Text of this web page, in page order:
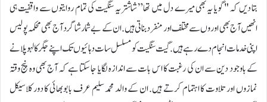
بتا دیں کہ "گویا یہ بھی میرے دل میں تھا” شاشتریہ سنگیت کی تمام روایتوں سے واقفیت ہی
انھیں آج بھی اوروں سے مختلف اور منفرد بناتی ہیں. ان کے بے شمار شاگرد آج بھی محکمہ پولیس
اپنی خدمات انجام دے رہے ہیں . گیت سنگیت کو مسلسل سات دہائیوں تک اپنے جگر کا لہو پلانے
کے باوجود دین سے ان کی رغبت کا اس بات سے اندازہ لگایا جا سکتا ہے کہ آج بھی وہ پنج وقتہ
نمازوں اور تلاوت کا اہتمام کرتے ہیں. ان کے والد محمد سلیم عرف بابو بھائی کا دور کلاسیکل